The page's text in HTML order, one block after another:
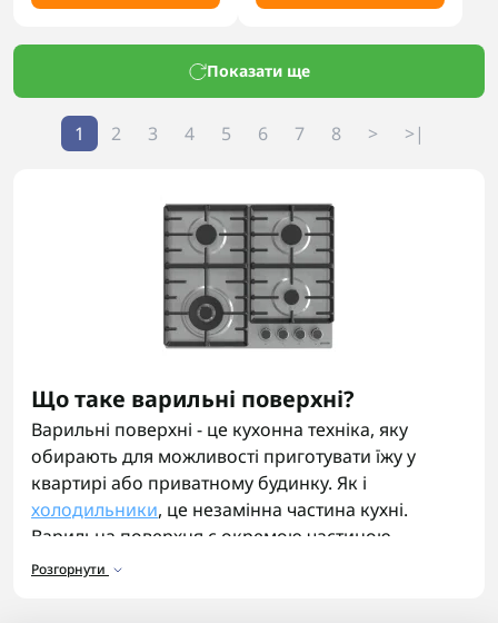
Показати ще
1 2 3 4 5 6 7 8 > >|
Що таке варильні поверхні?
Варильні поверхні - це кухонна техніка, яку
обирають для можливості приготувати їжу у
квартирі або приватному будинку. Як і
холодильники, це незамінна частина кухні.
Варильна поверхня є окремою частиною
побутової техніки, на відміну від плити, де в
Розгорнути